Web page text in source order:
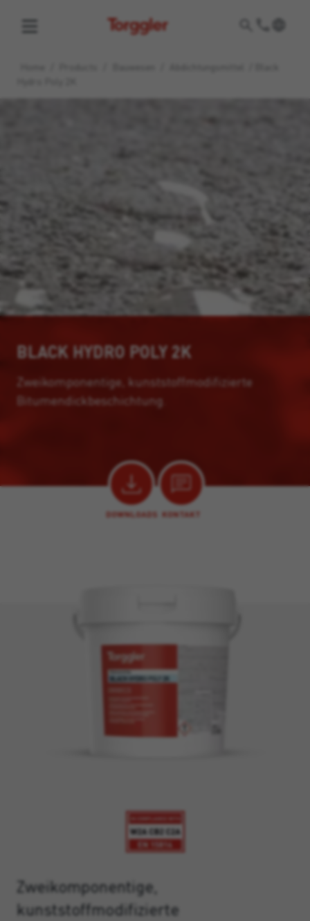
Torggler
BLACK HYDRO POLY 2K
Zweikomponentige, kunststoffmodifizierte
Bitumendickbeschichtung.
DOWNLOADS KONTAKT
Zweikomponentige,
kunststoffmodifizierte